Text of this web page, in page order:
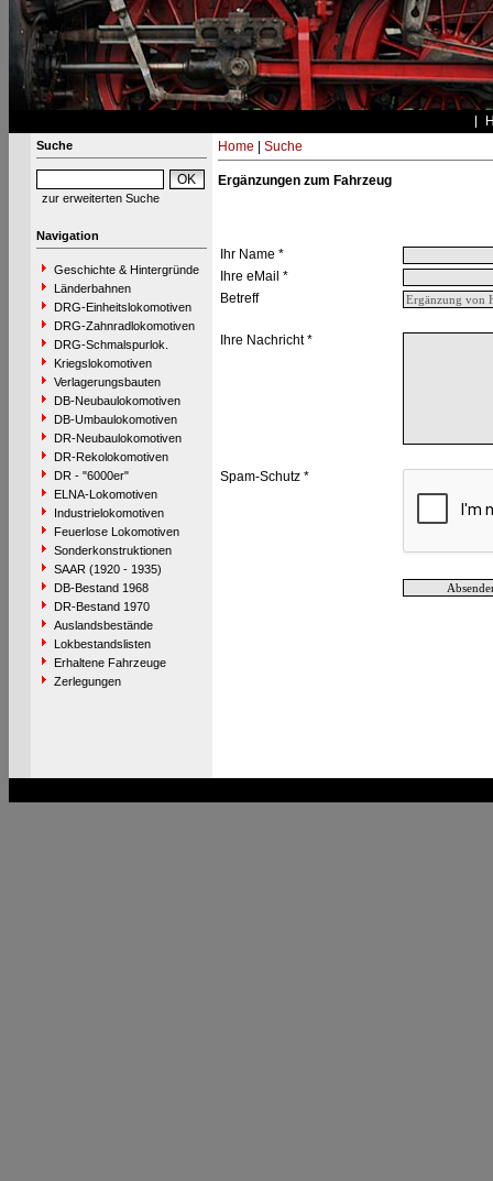
Suche
zur erweiterten Suche
Navigation
Geschichte & Hintergründe
Länderbahnen
DRG-Einheitslokomotiven
DRG-Zahnradlokomotiven
DRG-Schmalspurlok.
Kriegslokomotiven
Verlagerungsbauten
DB-Neubaulokomotiven
DB-Umbaulokomotiven
DR-Neubaulokomotiven
DR-Rekolokomotiven
DR - "6000er"
ELNA-Lokomotiven
Industrielokomotiven
Feuerlose Lokomotiven
Sonderkonstruktionen
SAAR (1920 - 1935)
DB-Bestand 1968
DR-Bestand 1970
Auslandsbestände
Lokbestandslisten
Erhaltene Fahrzeuge
Zerlegungen
Home Suche
Ergänzungen zum Fahrzeug
Ihr Name *
Ihre eMail *
Betreff
Ihre Nachricht *
Spam-Schutz *